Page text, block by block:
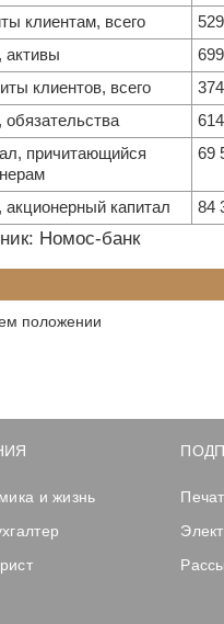
клиентам, всего
активы
клиентов, всего
обязательства
причитающийся
69
акционерный капитал 84
Номос-банк
положении
и жизнь